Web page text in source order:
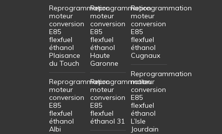
Reprogrammation
moteur
conversion
E85
flexfuel
éthanol
Plaisance
du Touch
Reprogrammation
moteur
conversion
E85
flexfuel
éthanol
Albi
Reprogrammation
moteur
conversion
E85
flexfuel
éthanol
Haute
Garonne
Reprogrammation
moteur
conversion
E85
flexfuel
éthanol 31
Reprogrammation
moteur
conversion
E85
flexfuel
éthanol
Cugnaux
Reprogrammation
moteur
conversion
E85
flexfuel
éthanol
L’Isle
Jourdain